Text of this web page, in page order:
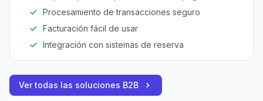
Procesamiento de transacciones seguro
Facturación fácil de usar
Integración con sistemas de reserva
Ver todas las soluciones B2B